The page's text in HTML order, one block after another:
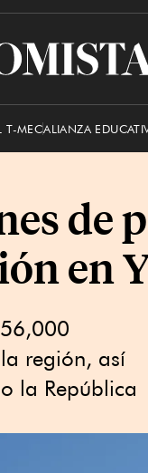
T-MECALIANZA
de
en
región, así
la República